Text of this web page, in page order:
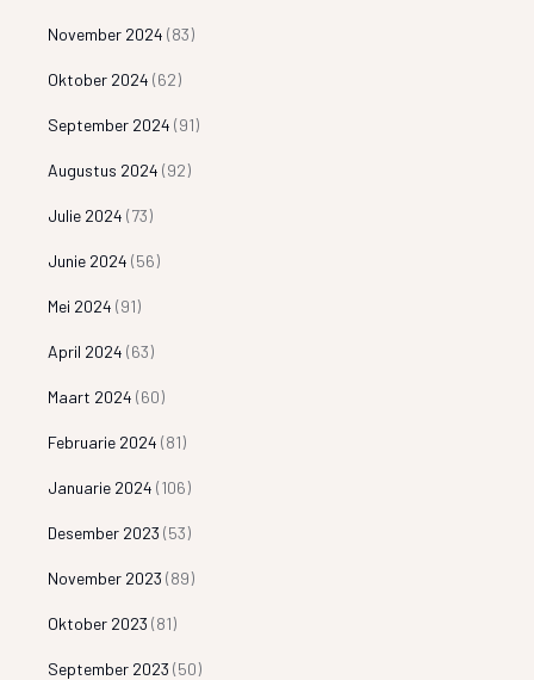
November 2024 (83)
Oktober 2024 (62)
September 2024 (91)
Augustus 2024 (92)
Julie 2024 (73)
Junie 2024 (56)
Mei 2024 (91)
April 2024 (63)
Maart 2024 (60)
Februarie 2024 (81)
Januarie 2024 (106)
Desember 2023 (53)
November 2023 (89)
Oktober 2023 (81)
September 2023 (50)